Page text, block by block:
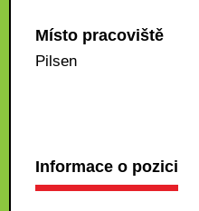
Místo pracoviště
Pilsen
Informace o pozici